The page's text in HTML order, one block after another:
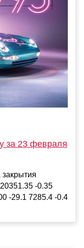
за 23 февраля
-0.35
-29.1 7285.4 -0.4